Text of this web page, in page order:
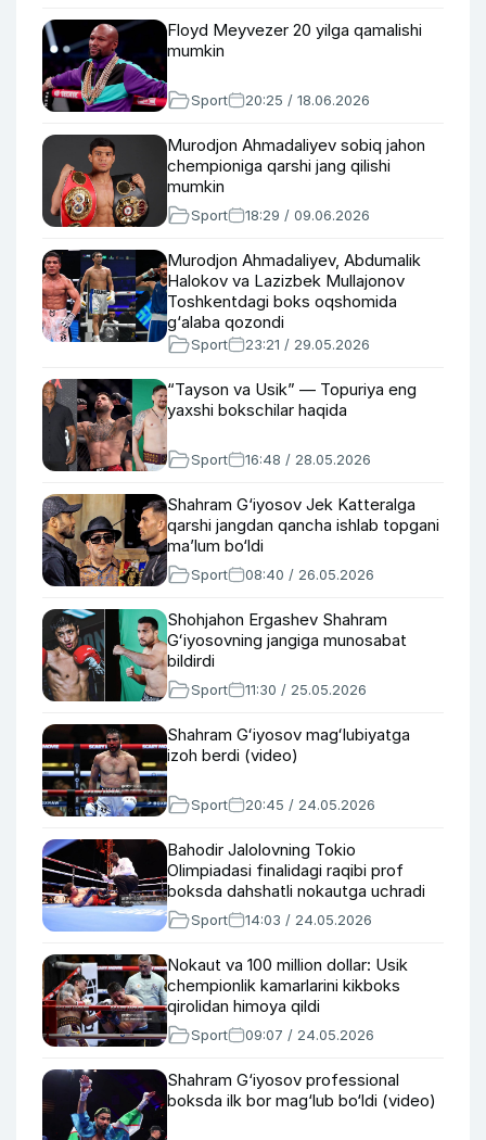
Floyd Meyvezer 20 yilga qamalishi
mumkin
Sport 20:25 / 18.06.2026
Murodjon Ahmadaliyev sobiq jahon
chempioniga qarshi jang qilishi
mumkin
Sport 18:29 / 09.06.2026
Murodjon Ahmadaliyev, Abdumalik
Halokov va Lazizbek Mullajonov
Toshkentdagi boks oqshomida
g‘alaba qozondi
Sport 23:21 / 29.05.2026
“Tayson va Usik” — Topuriya eng
yaxshi bokschilar haqida
Sport 16:48 / 28.05.2026
Shahram G‘iyosov Jek Katteralga
qarshi jangdan qancha ishlab topgani
ma’lum bo‘ldi
Sport 08:40 / 26.05.2026
Shohjahon Ergashev Shahram
Gʻiyosovning jangiga munosabat
bildirdi
Sport 11:30 / 25.05.2026
Shahram Gʻiyosov magʻlubiyatga
izoh berdi (video)
Sport 20:45 / 24.05.2026
Bahodir Jalolovning Tokio
Olimpiadasi finalidagi raqibi prof
boksda dahshatli nokautga uchradi
Sport 14:03 / 24.05.2026
Nokaut va 100 million dollar: Usik
chempionlik kamarlarini kikboks
qirolidan himoya qildi
Sport 09:07 / 24.05.2026
Shahram G‘iyosov professional
boksda ilk bor mag‘lub bo‘ldi (video)